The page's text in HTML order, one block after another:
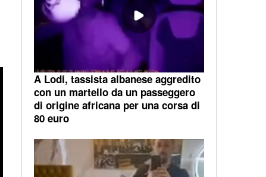
A Lodi, tassista albanese aggredito
con un martello da un passeggero
di origine africana per una corsa di
80 euro